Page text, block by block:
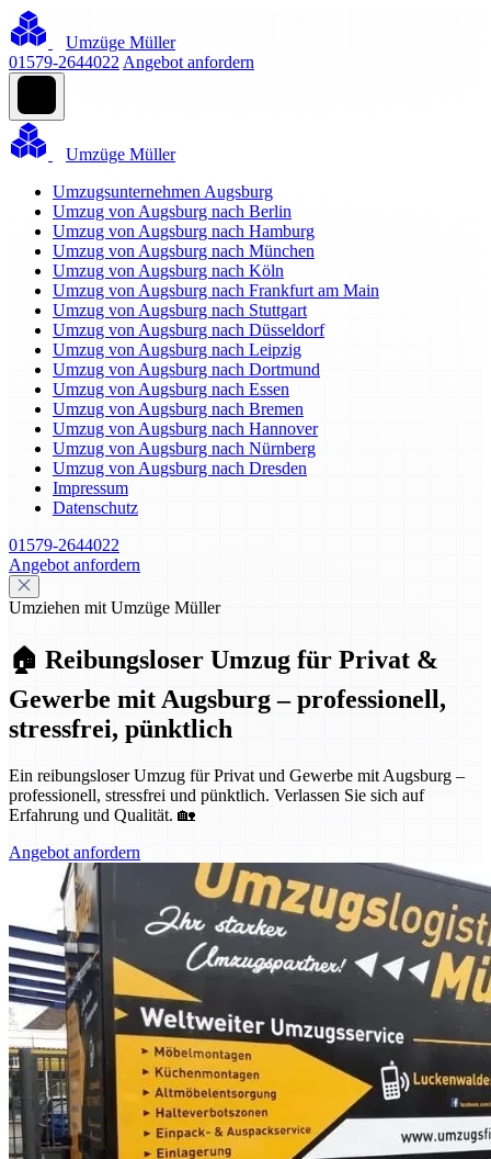
Umzüge Müller
01579-2644022 Angebot anfordern
Umzüge Müller
Umzugsunternehmen Augsburg
Umzug von Augsburg nach Berlin
Umzug von Augsburg nach Hamburg
Umzug von Augsburg nach München
Umzug von Augsburg nach Köln
Umzug von Augsburg nach Frankfurt am Main
Umzug von Augsburg nach Stuttgart
Umzug von Augsburg nach Düsseldorf
Umzug von Augsburg nach Leipzig
Umzug von Augsburg nach Dortmund
Umzug von Augsburg nach Essen
Umzug von Augsburg nach Bremen
Umzug von Augsburg nach Hannover
Umzug von Augsburg nach Nürnberg
Umzug von Augsburg nach Dresden
Impressum
Datenschutz
01579-2644022
Angebot anfordern
Umziehen mit Umzüge Müller
🏠 Reibungsloser Umzug für Privat &
Gewerbe mit Augsburg – professionell,
stressfrei, pünktlich
Ein reibungsloser Umzug für Privat und Gewerbe mit Augsburg –
professionell, stressfrei und pünktlich. Verlassen Sie sich auf
Erfahrung und Qualität. 🏡
Angebot anfordern